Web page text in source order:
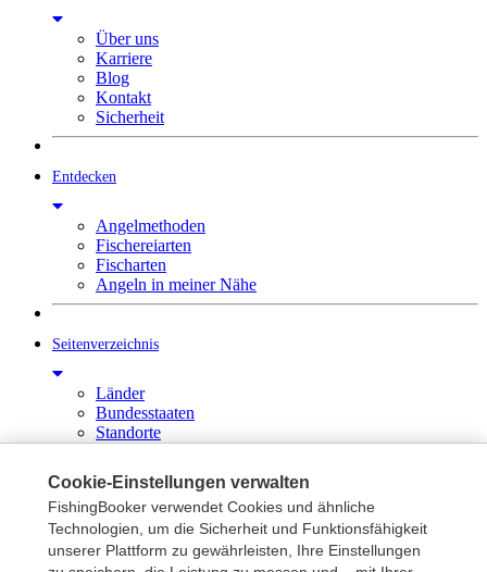
Über uns
Karriere
Blog
Kontakt
Sicherheit
Entdecken
Angelmethoden
Fischereiarten
Fischarten
Angeln in meiner Nähe
Seitenverzeichnis
Länder
Bundesstaaten
Standorte
Unterstützung
Hilfe Zentrum
Cookie-Einstellungen verwalten
FishingBooker verwendet Cookies und ähnliche
Technologien, um die Sicherheit und Funktionsfähigkeit
unserer Plattform zu gewährleisten, Ihre Einstellungen